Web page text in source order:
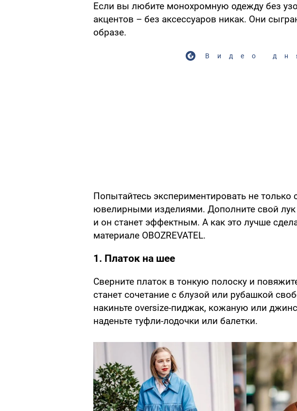
Если вы любите монохромную одежду без
акцентов – без аксессуаров никак. Они
образе.
Видео
Попытайтесь экспериментировать не только
ювелирными изделиями. Дополните свой
и он станет эффектным. А как это лучше
материале OBOZREVATEL.
1. Платок на шее
Сверните платок в тонкую полоску и
станет сочетание с блузой или рубашкой
накиньте oversize-пиджак, кожаную или
наденьте туфли-лодочки или балетки.